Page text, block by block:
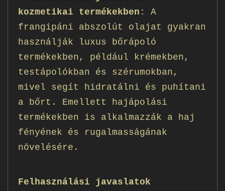
kozmetikai termékekben: A
frangipáni abszolút olajat gyakran
használják luxus bőrápoló
termékekben, például krémekben,
testápolókban és szérumokban,
mivel segít hidratálni és puhítani
a bőrt. Emellett hajápolási
termékekben is alkalmazzák a haj
fényének és rugalmasságának
növelésére.
Felhasználási javaslatok